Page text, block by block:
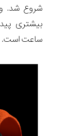
ساعت است.